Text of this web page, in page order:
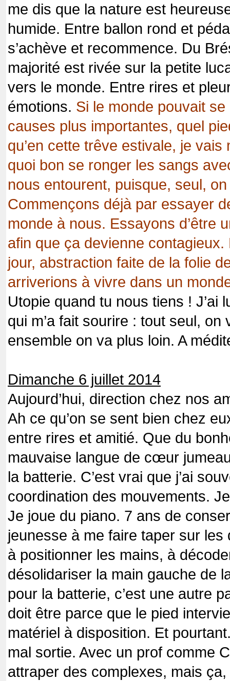
me dis que la nature est
humide. Entre ballon rond et
s’achève et recommence. Du
majorité est rivée sur la petite
vers le monde. Entre rires et
émotions. Si le monde pouvait
causes plus importantes, quel
qu’en cette trêve estivale, je vais
quoi bon se ronger les sangs
nous entourent, puisque, seul,
Commençons déjà par essayer
monde à nous. Essayons d’être
afin que ça devienne contagieux.
jour, abstraction faite de la folie
arriverions à vivre dans un
Utopie quand tu nous tiens ! J’ai
qui m’a fait sourire : tout seul, on
ensemble on va plus loin. A
Dimanche 6 juillet 2014
Aujourd’hui, direction chez nos
Ah ce qu’on se sent bien chez
entre rires et amitié. Que du
mauvaise langue de cœur
la batterie. C’est vrai que j’ai
coordination des mouvements.
Je joue du piano. 7 ans de
jeunesse à me faire taper sur
à positionner les mains, à
désolidariser la main gauche de
pour la batterie, c’est une autre
doit être parce que le pied
matériel à disposition. Et
mal sortie. Avec un prof comme
attraper des complexes, mais